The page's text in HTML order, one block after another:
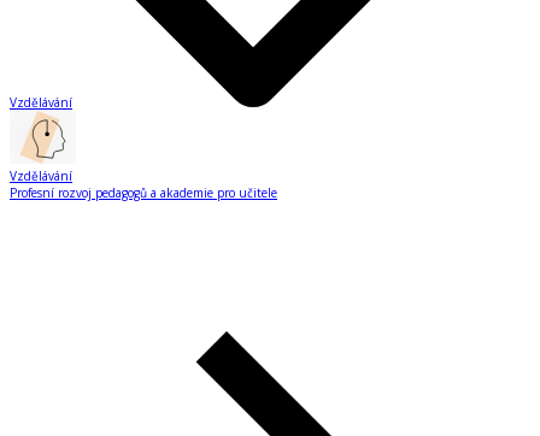
Vzdělávání
Vzdělávání
Profesní rozvoj pedagogů a akademie pro učitele